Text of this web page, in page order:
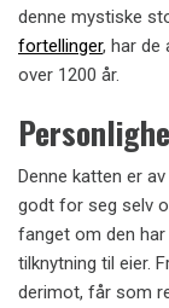
denne mystiske
fortellinger, har de
over 1200 år.
Denne katten er
godt for seg selv
fanget om den har
tilknytning til eier.
derimot, får som